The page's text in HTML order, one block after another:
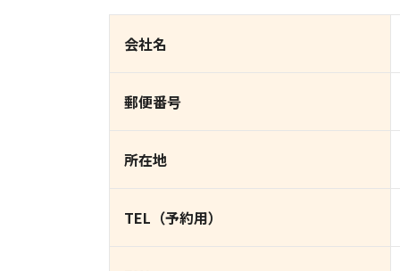
会社名
郵便番号
所在地
TEL（予約用）